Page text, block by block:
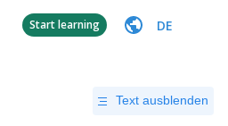
Start learning DE
Text ausblenden